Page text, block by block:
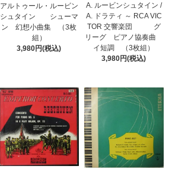
アルトゥール・ルービン
シュタイン シューマ
ン 幻想小曲集 （3枚
組）
3,980円(税込)
A. ルービンシュタイン /
A. ドラティ ～ RCA VIC
TOR 交響楽団 グ
リーグ ピアノ協奏曲
イ短調 （3枚組）
3,980円(税込)